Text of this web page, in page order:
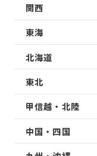
関西
東海
北海道
東北
甲信越・北陸
中国・四国